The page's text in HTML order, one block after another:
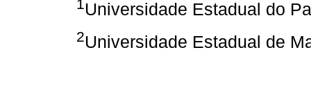
1Universidade Estadual do
2Universidade Estadual de